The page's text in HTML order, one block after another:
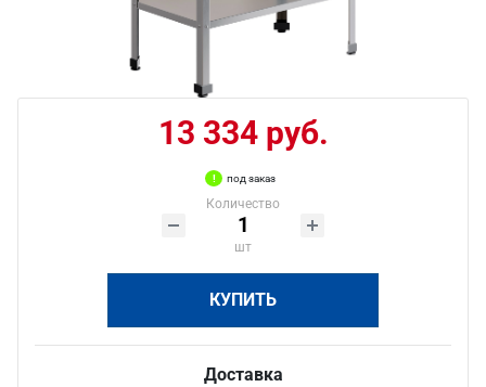
13 334 руб.
под заказ
Количество
шт
КУПИТЬ
Доставка